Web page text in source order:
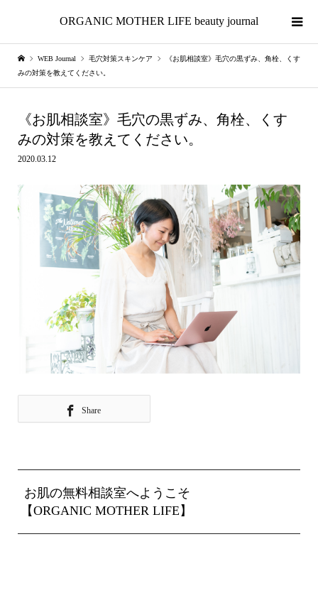
ORGANIC MOTHER LIFE beauty journal
WEB Journal 毛穴対策スキンケア
《お肌相談室》毛穴の黒ずみ、角栓、くす
みの対策を教えてください。
《お肌相談室》毛穴の黒ずみ、角栓、くす
みの対策を教えてください。
2020.03.12
Share
お肌の無料相談室へようこそ
【ORGANIC MOTHER LIFE】